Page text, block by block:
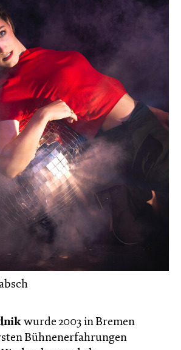
wurde 2003 in Bremen
Bühnenerfahrungen